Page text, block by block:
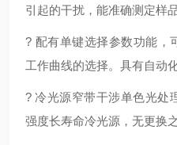
引起的干扰，能准确测定样
? 配有单键选择参数功能，
工作曲线的选择。具有自动
?冷光源窄带干涉单色光处
强度长寿命冷光源，无更换